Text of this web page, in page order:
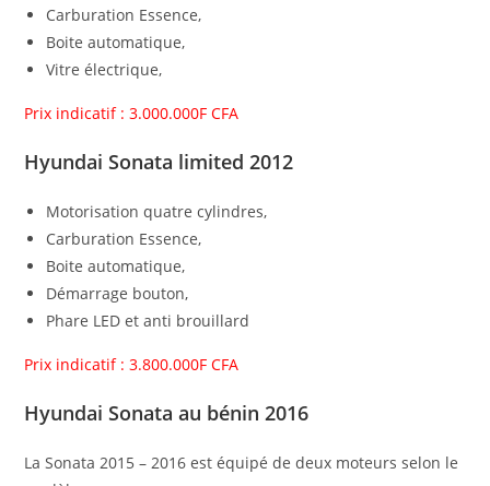
Carburation Essence,
Boite automatique,
Vitre électrique,
Prix indicatif : 3.000.000F CFA
Hyundai Sonata limited 2012
Motorisation quatre cylindres,
Carburation Essence,
Boite automatique,
Démarrage bouton,
Phare LED et anti brouillard
Prix indicatif : 3.800.000F CFA
Hyundai Sonata au bénin 2016
La Sonata 2015 – 2016 est équipé de deux moteurs selon le